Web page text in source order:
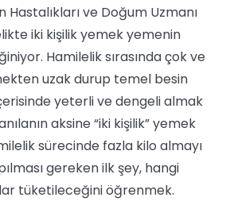
Hastalıkları ve Doğum Uzmanı
iki kişilik yemek yemenin
Hamilelik sırasında çok ve
uzak durup temel besin
yeterli ve dengeli almak
aksine “iki kişilik” yemek
sürecinde fazla kilo almayı
gereken ilk şey, hangi
tüketileceğini öğrenmek.